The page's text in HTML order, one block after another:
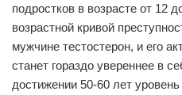
подростков в возрасте от 12
возрастной кривой
мужчине тестостерон, и его
станет гораздо увереннее в
достижении 50-60 лет